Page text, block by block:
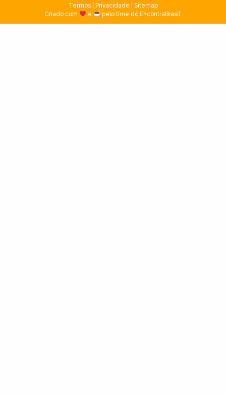
Termos| Privacidade
Sitemap
Criado com
e pelo time do EncontraBrasil